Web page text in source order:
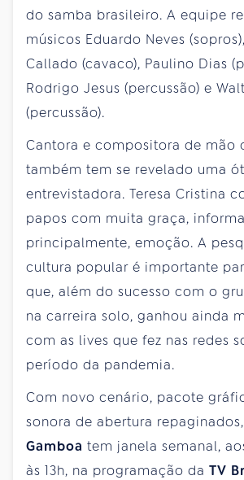
do samba brasileiro. A equipe
músicos Eduardo Neves
Callado (cavaco), Paulino Dias
Rodrigo Jesus (percussão) e
(percussão).
Cantora e compositora de mão
também tem se revelado uma
entrevistadora. Teresa Cristina
papos com muita graça,
principalmente, emoção. A
cultura popular é importante
que, além do sucesso com o
na carreira solo, ganhou ainda
com as lives que fez nas redes
período da pandemia.
Com novo cenário, pacote
sonora de abertura
Gamboa tem janela semanal,
às 13h, na programação da TV